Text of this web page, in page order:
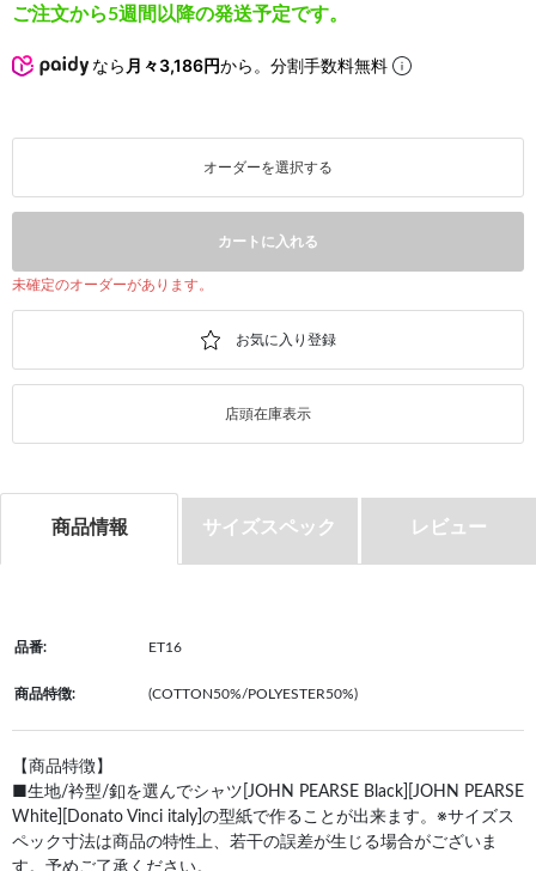
ご注文から5週間以降の発送予定です。
なら 月々3,186円から。分割手数料無料
オーダーを選択する
カートに入れる
未確定のオーダーがあります。
店頭在庫表示
商品情報 サイズスペック レビュー
品番: ET16
商品特徴: (COTTON50%/POLYESTER50%)
【商品特徴】
■生地/衿型/釦を選んでシャツ[JOHN PEARSE Black][JOHN PEARSE
White][Donato Vinci italy]の型紙で作ることが出来ます。※サイズス
ペック寸法は商品の特性上、若干の誤差が生じる場合がございま
す。予めご了承ください。